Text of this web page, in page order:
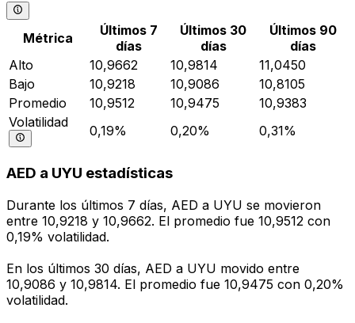
Métrica
Últimos 7
días
Últimos 30
días
Últimos 90
días
Alto
10,9662 10,9814
11,0450
Bajo
10,9218 10,9086
10,8105
Promedio
10,9512 10,9475
10,9383
Volatilidad
0,19% 0,20% 0,31%
AED a UYU estadísticas
Durante los últimos 7 días, AED a UYU se movieron
entre 10,9218 y 10,9662. El promedio fue 10,9512 con
0,19% volatilidad.
En los últimos 30 días, AED a UYU movido entre
10,9086 y 10,9814. El promedio fue 10,9475 con 0,20%
volatilidad.